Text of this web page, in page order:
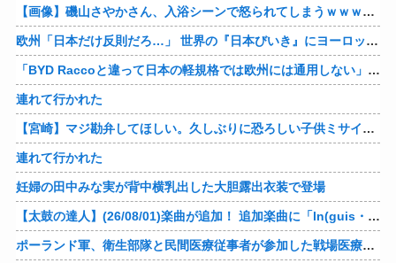
【画像】磯山さやかさん、入浴シーンで怒られてしまうｗｗｗｗｗｗ
欧州「日本だけ反則だろ…」 世界の『日本びいき』にヨーロッパ全土から不満の声
「BYD Raccoと違って日本の軽規格では欧州には通用しない」と自動車系ライターが示唆、だが速攻で反例を提示されて即落ち二コマ状態に……
連れて行かれた
【宮崎】マジ勘弁してほしい。久しぶりに恐ろしい子供ミサイルを見た。
連れて行かれた
妊婦の田中みな実が背中横乳出した大胆露出衣装で登場
【太鼓の達人】(26/08/01)楽曲が追加！ 追加楽曲に「ln(guis・tics) / Sephid」「Remnath / ぺのれり」の2曲が登場！！
ポーランド軍、衛生部隊と民間医療従事者が参加した戦場医療訓練を実施！